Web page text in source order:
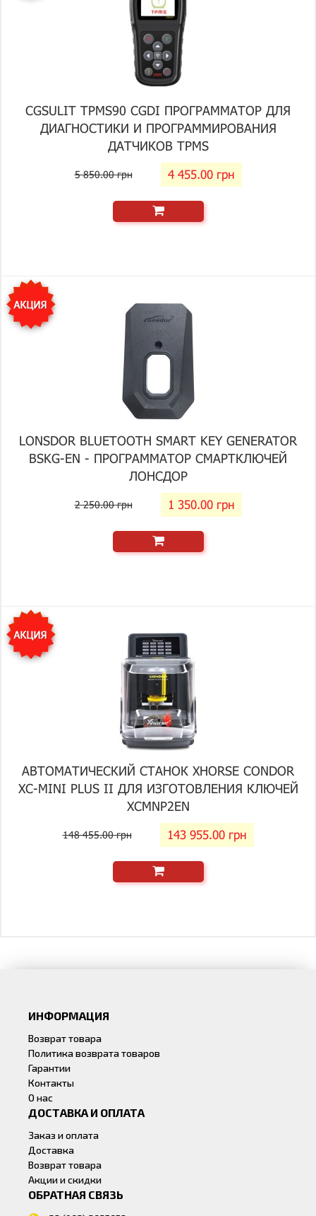
CGSULIT TPMS90 CGDI ПРОГРАММАТОР ДЛЯ
ДИАГНОСТИКИ И ПРОГРАММИРОВАНИЯ
ДАТЧИКОВ TPMS
5 850.00 грн 4 455.00 грн
LONSDOR BLUETOOTH SMART KEY GENERATOR
BSKG-EN - ПРОГРАММАТОР СМАРТКЛЮЧЕЙ
ЛОНСДОР
2 250.00 грн 1 350.00 грн
АВТОМАТИЧЕСКИЙ СТАНОК XHORSE CONDOR
XC-MINI PLUS II ДЛЯ ИЗГОТОВЛЕНИЯ КЛЮЧЕЙ
XCMNP2EN
148 455.00 грн 143 955.00 грн
ИНФОРМАЦИЯ
Возврат товара
Политика возврата товаров
Гарантии
Контакты
О нас
ДОСТАВКА И ОПЛАТА
Заказ и оплата
Доставка
Возврат товара
Акции и скидки
ОБРАТНАЯ СВЯЗЬ